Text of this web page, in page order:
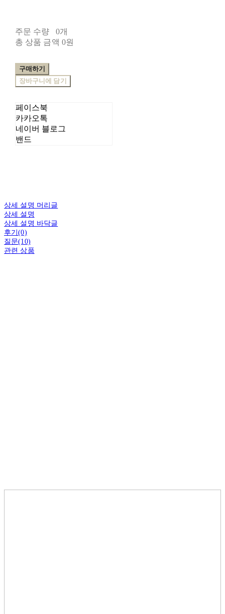
주문 수량
0개
총 상품 금액 0원
구매하기
장바구니에 담기
페이스북
카카오톡
네이버 블로그
밴드
상세 설명 머리글
상세 설명
상세 설명 바닥글
후기(0)
질문(10)
관련 상품